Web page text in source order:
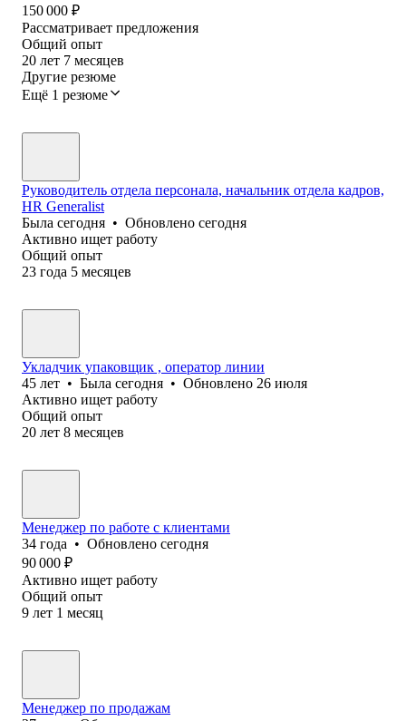
150 000 ₽
Рассматривает предложения
Общий опыт
20 лет 7 месяцев
Другие резюме
Ещё 1 резюме
Руководитель отдела персонала, начальник отдела кадров,
HR Generalist
Была сегодня • Обновлено сегодня
Активно ищет работу
Общий опыт
23 года 5 месяцев
Укладчик упаковщик , оператор линии
45 лет • Была сегодня • Обновлено 26 июля
Активно ищет работу
Общий опыт
20 лет 8 месяцев
Менеджер по работе с клиентами
34 года • Обновлено сегодня
90 000 ₽
Активно ищет работу
Общий опыт
9 лет 1 месяц
Менеджер по продажам